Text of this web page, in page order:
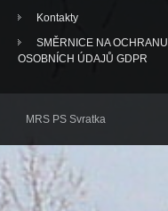
Kontakty
SMĚRNICE NA OCHRANU
OSOBNÍCH ÚDAJŮ GDPR
MRS PS Svratka